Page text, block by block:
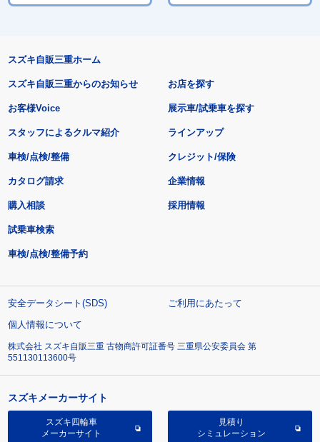
スズキ自販三重ホーム
スズキ自販三重からのお知らせ
お客様Voice
スタッフによるクルマ紹介
お店を探す
展示車/試乗車を探す
ラインアップ
車検/点検/整備 クレジット/保険
カタログ請求
購入相談
試乗車検索
車検/点検/整備予約
企業情報
採用情報
安全データシート(SDS)
ご利用にあたって
個人情報について
株式会社 スズキ自販三重 古物商許可証番号 三重県公安委員会 第
551130113600号
スズキメーカーサイト
スズキ四輪車
メーカーサイト
見積り
シミュレーション